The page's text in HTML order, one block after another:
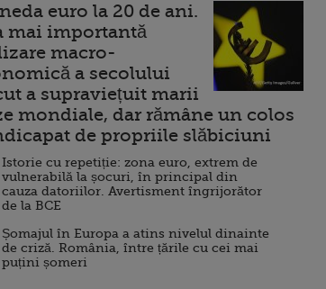
euro la 20 de ani.
mai importantă
macro-
a secolului
a supraviețuit marii
mondiale, dar rămâne un colos
de propriile slăbiciuni
Istorie cu repetiție: zona euro, extrem de
vulnerabilă la șocuri, în principal din
cauza datoriilor. Avertisment îngrijorător
de la BCE
Șomajul în Europa a atins nivelul dinainte
de criză. România, între țările cu cei mai
puțini șomeri